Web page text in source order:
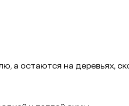
а остаются на деревьях,